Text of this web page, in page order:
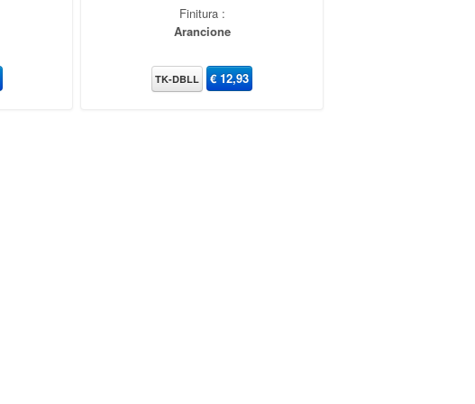
Finitura :
Arancione
TK-DBLL €12,93